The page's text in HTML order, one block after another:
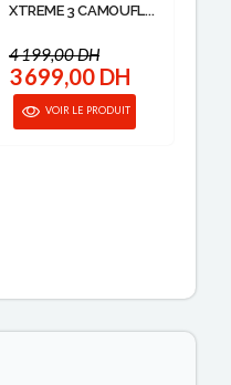
XTREME 3 CAMOUFL...
4 199,00 DH
3 699,00 DH
VOIR LE PRODUIT